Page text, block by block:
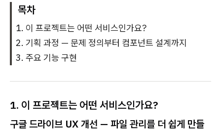
목차
이 프로젝트는 어떤 서비스인가요?
기획 과정 — 문제 정의부터 컴포넌트 설계까지
주요 기능 구현
1. 이 프로젝트는 어떤 서비스인가요?
구글 드라이브 UX 개선 — 파일 관리를 더 쉽게 만들